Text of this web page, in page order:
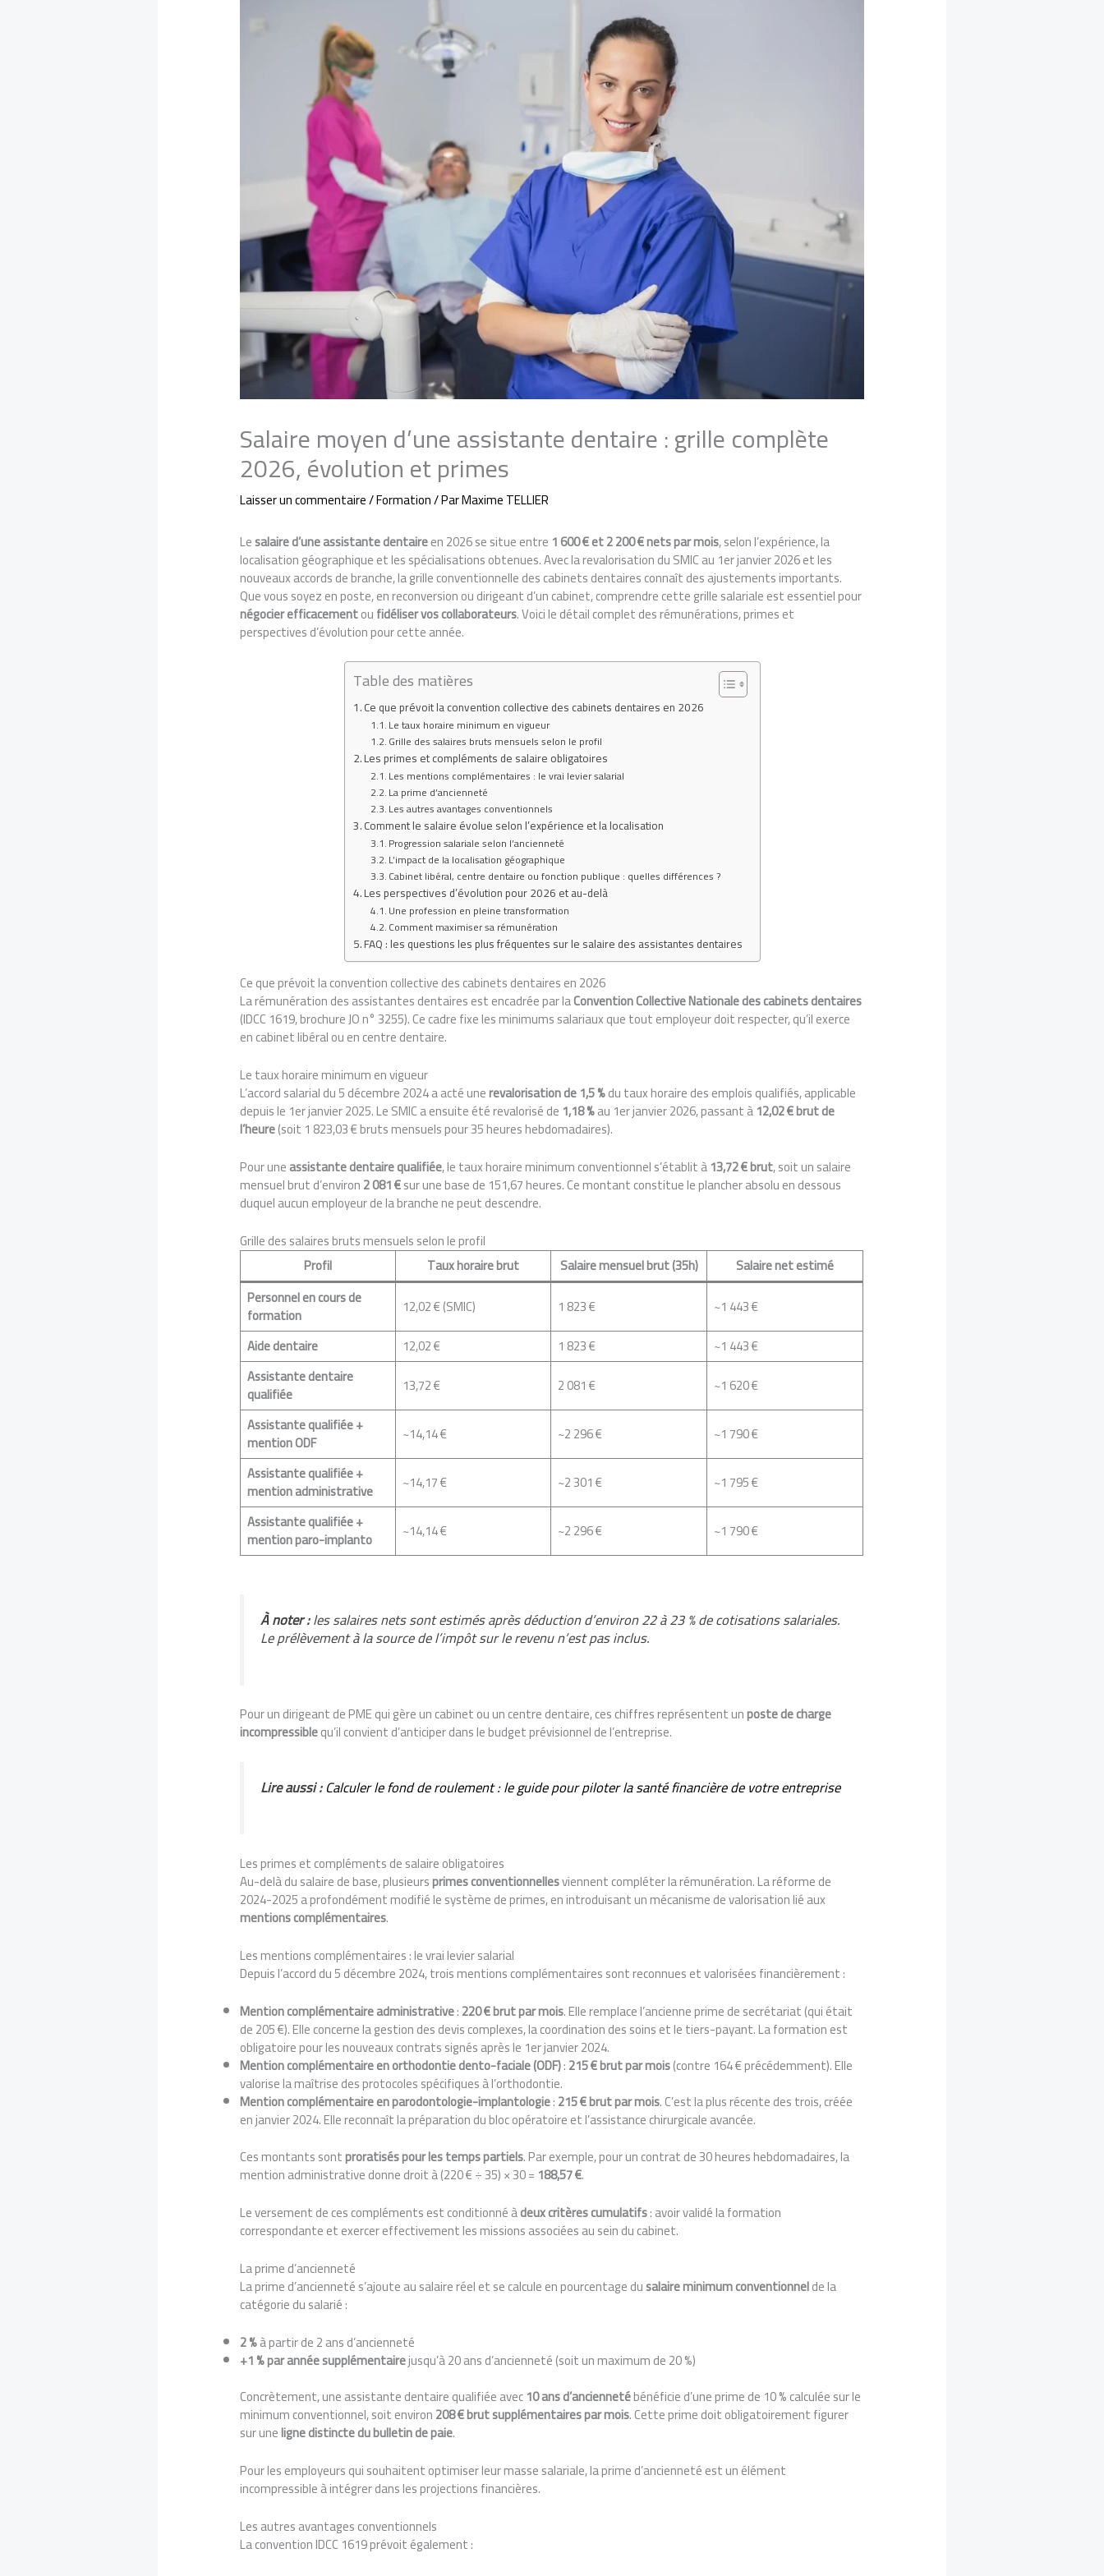
Salaire moyen d’une assistante dentaire : grille complète
2026, évolution et primes
Laisser un commentaire/Formation/ ParMaxime TELLIER
Lesalaire d’une assistante dentaireen 2026 se situe entre 1 600 € et 2 200 € nets par mois, selon l’expérience, la
localisation géographique et les spécialisations obtenues. Avec la revalorisation du SMIC au 1er janvier 2026 et les
nouveaux accords de branche, la grille conventionnelle des cabinets dentaires connaît des ajustements importants.
Que vous soyez en poste, en reconversion ou dirigeant d’un cabinet, comprendre cette grille salariale est essentiel pour
négocier efficacementoufidéliser vos collaborateurs. Voici le détail complet des rémunérations, primes et
perspectives d’évolution pour cette année.
Table des matières
Ce que prévoit la convention collective des cabinets dentaires en 2026
Le taux horaire minimum en vigueur
Grille des salaires bruts mensuels selon le profil
Les primes et compléments de salaire obligatoires
Les mentions complémentaires : le vrai levier salarial
La prime d’ancienneté
Les autres avantages conventionnels
Comment le salaire évolue selon l’expérience et la localisation
Progression salariale selon l’ancienneté
L’impact de la localisation géographique
Cabinet libéral, centre dentaire ou fonction publique : quelles différences ?
Les perspectives d’évolution pour 2026 et au-delà
Une profession en pleine transformation
Comment maximiser sa rémunération
FAQ : les questions les plus fréquentes sur le salaire des assistantes dentaires
Ce que prévoit la convention collective des cabinets dentaires en 2026
La rémunération des assistantes dentaires est encadrée par laConvention Collective Nationale des cabinets dentaires
(IDCC 1619, brochure JO n° 3255). Ce cadre fixe les minimums salariaux que tout employeur doit respecter, qu’il exerce
en cabinet libéral ou en centre dentaire.
Le taux horaire minimum en vigueur
L’accord salarial du 5 décembre 2024 a acté unerevalorisation de 1,5 %du taux horaire des emplois qualifiés, applicable
depuis le 1er janvier 2025. Le SMIC a ensuite été revalorisé de 1,18 %au 1er janvier 2026, passant à12,02 € brut de
l’heure(soit 1 823,03 € bruts mensuels pour 35 heures hebdomadaires).
Pour uneassistante dentaire qualifiée, le taux horaire minimum conventionnel s’établit à13,72 € brut, soit un salaire
mensuel brut d’environ2 081 €sur une base de 151,67 heures. Ce montant constitue le plancher absolu en dessous
duquel aucun employeur de la branche ne peut descendre.
Grille des salaires bruts mensuels selon le profil
Profil
Taux horaire brut Salaire mensuel brut (35h)
Salaire net estimé
Personnel en cours de
formation 12,02 € (SMIC) 1 823 €
~1 443 €
Aide dentaire
12,02 € 1 823 €
~1 443 €
Assistante dentaire
qualifiée 13,72 € 2 081 €
~1 620 €
Assistante qualifiée +
mention ODF ~14,14 € ~2 296 €
~1 790 €
Assistante qualifiée +
mention administrative ~14,17 € ~2 301 €
~1 795 €
Assistante qualifiée +
mention paro-implanto ~14,14 € ~2 296 € ~1 790 €
À noter :les salaires nets sont estimés après déduction d’environ 22 à 23 % de cotisations salariales.
Le prélèvement à la source de l’impôt sur le revenu n’est pas inclus.
Pour un dirigeant de PME qui gère un cabinet ou un centre dentaire, ces chiffres représentent unposte de charge
incompressiblequ’il convient d’anticiper dans le budget prévisionnel de l’entreprise.
Lire aussi :Calculer le fond de roulement : le guide pour piloter la santé financière de votre entreprise
Les primes et compléments de salaire obligatoires
Au-delà du salaire de base, plusieursprimes conventionnellesviennent compléter la rémunération. La réforme de
2024-2025 a profondément modifié le système de primes, en introduisant un mécanisme de valorisation lié aux
mentions complémentaires.
Les mentions complémentaires : le vrai levier salarial
Depuis l’accord du 5 décembre 2024, trois mentions complémentaires sont reconnues et valorisées financièrement :
Mention complémentaire administrative:220 € brut par mois. Elle remplace l’ancienne prime de secrétariat (qui était
de 205 €). Elle concerne la gestion des devis complexes, la coordination des soins et le tiers-payant. La formation est
obligatoire pour les nouveaux contrats signés après le 1er janvier 2024.
Mention complémentaire en orthodontie dento-faciale (ODF):215 € brut par mois(contre 164 € précédemment). Elle
valorise la maîtrise des protocoles spécifiques à l’orthodontie.
Mention complémentaire en parodontologie-implantologie:215 € brut par mois. C’est la plus récente des trois, créée
en janvier 2024. Elle reconnaît la préparation du bloc opératoire et l’assistance chirurgicale avancée.
Ces montants sontproratisés pour les temps partiels. Par exemple, pour un contrat de 30 heures hebdomadaires, la
mention administrative donne droit à (220 € ÷ 35) × 30 = 188,57 €.
Le versement de ces compléments est conditionné àdeux critères cumulatifs: avoir validé la formation
correspondante et exercer effectivement les missions associées au sein du cabinet.
La prime d’ancienneté
La prime d’ancienneté s’ajoute au salaire réel et se calcule en pourcentage dusalaire minimum conventionnelde la
catégorie du salarié :
2 %à partir de 2 ans d’ancienneté
+1 % par année supplémentairejusqu’à 20 ans d’ancienneté (soit un maximum de 20 %)
Concrètement, une assistante dentaire qualifiée avec10 ans d’anciennetébénéficie d’une prime de 10 % calculée sur le
minimum conventionnel, soit environ208 € brut supplémentaires par mois. Cette prime doit obligatoirement figurer
sur uneligne distincte du bulletin de paie.
Pour les employeurs qui souhaitent optimiser leur masse salariale, la prime d’ancienneté est un élément
incompressible à intégrer dans les projections financières.
Les autres avantages conventionnels
La convention IDCC 1619 prévoit également :